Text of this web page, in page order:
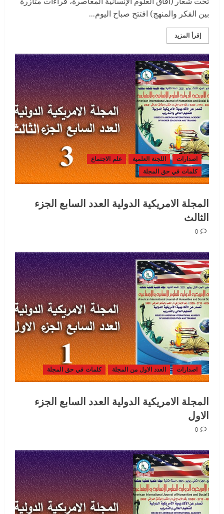
بين الفكر والمنهج) افتتح صباح اليوم...
إقرأ المزيد
اصدارات اللجنة العلمية
علم الاجتماع
كلمات في حق المجلة
المجلة الامريكية الدولية العدد السابع الجزء
الثالث
0
اصدارات العدد الاول من المجلة كلمات في حق المجلة
المجلة الامريكية الدولية العدد السابع الجزء
الاول
0